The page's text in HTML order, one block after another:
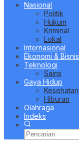
Nasional
Politik
Hukum
Kriminal
Lokal
Internasional
Ekonomi & Bisnis
Teknologi
Sains
Gaya Hidup
Kesehatan
Hiburan
Olahraga
Indeks